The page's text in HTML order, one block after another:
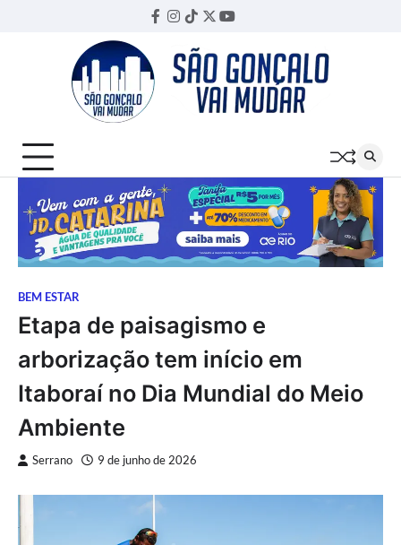
Facebook
Instagram
TikTok
TwitterYouTube
BEM ESTAR
Etapa de paisagismo e
arborização tem início em
Itaboraí no Dia Mundial do Meio
Ambiente
Serrano 9 de junho de 2026